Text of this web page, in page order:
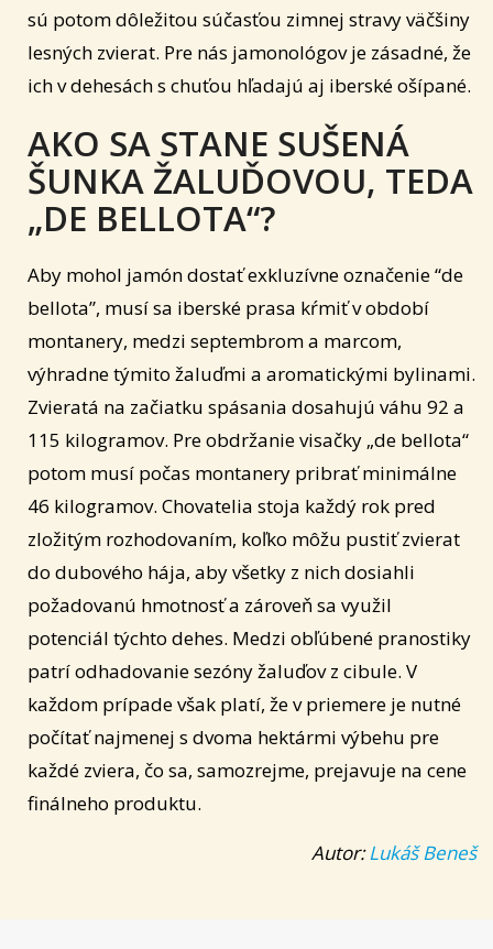
sú potom dôležitou súčasťou zimnej stravy väčšiny
lesných zvierat. Pre nás jamonológov je zásadné, že
ich v dehesách s chuťou hľadajú aj iberské ošípané.
AKO SA STANE SUŠENÁ
ŠUNKA ŽALUĎOVOU, TEDA
„DE BELLOTA“?
Aby mohol jamón dostať exkluzívne označenie “de
bellota”, musí sa iberské prasa kŕmiť v období
montanery, medzi septembrom a marcom,
výhradne týmito žaluďmi a aromatickými bylinami.
Zvieratá na začiatku spásania dosahujú váhu 92 a
115 kilogramov. Pre obdržanie visačky „de bellota“
potom musí počas montanery pribrať minimálne
46 kilogramov. Chovatelia stoja každý rok pred
zložitým rozhodovaním, koľko môžu pustiť zvierat
do dubového hája, aby všetky z nich dosiahli
požadovanú hmotnosť a zároveň sa využil
potenciál týchto dehes. Medzi obľúbené pranostiky
patrí odhadovanie sezóny žaluďov z cibule. V
každom prípade však platí, že v priemere je nutné
počítať najmenej s dvoma hektármi výbehu pre
každé zviera, čo sa, samozrejme, prejavuje na cene
finálneho produktu.
Autor:Lukáš Beneš